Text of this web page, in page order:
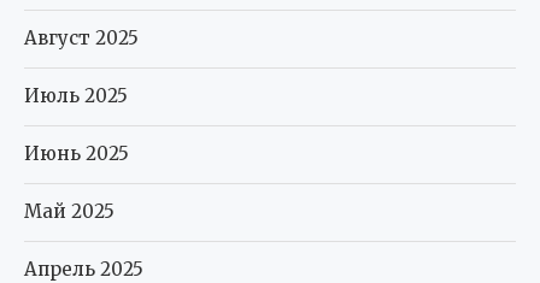
Август 2025
Июль 2025
Июнь 2025
Май 2025
Апрель 2025